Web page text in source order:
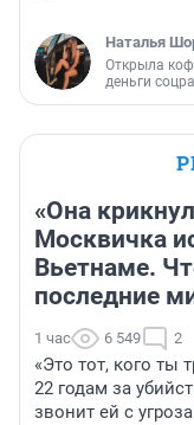
Наталья
Открыла
деньги
«Она
Москвичка
Вьетнаме.
последние
1 час 6 549 2
«Это тот, кого ты
22 годам за
звонит ей с